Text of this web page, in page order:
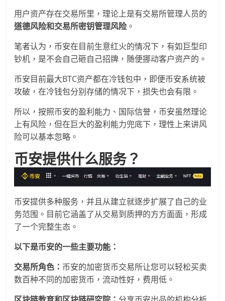
用户资产存在交易所里，理论上是有交易所管理人员的
道德风险和交易所密钥管理风险。
笔者认为，币安在目前生意红火的情况下，有如巨型印
钞机，是不会自己砸自己招牌，随便挪动客户资产的。
币安目前最大BTC资产都在冷钱包中，即便币安系统被
攻破，在冷钱包分别存储的情况下，损失也会有限。
所以，按照币安的盈利能力、国际信誉，币安虽然理论
上有风险，但在巨大的盈利能力兜底下，理性上来讲风
险可以基本忽略。
币安提供什么服务？
币安提供多种服务，并且从建立就逐步扩展了自己的业
务范围。目前它涵盖了从交易到质押的方方面面，形成
了一个完整生态。
以下是币安的一些主要功能：
交易所角色： 币安的加密货币交易所让您可以轻松买卖
数百种不同的加密货币，流动性好，费用低。